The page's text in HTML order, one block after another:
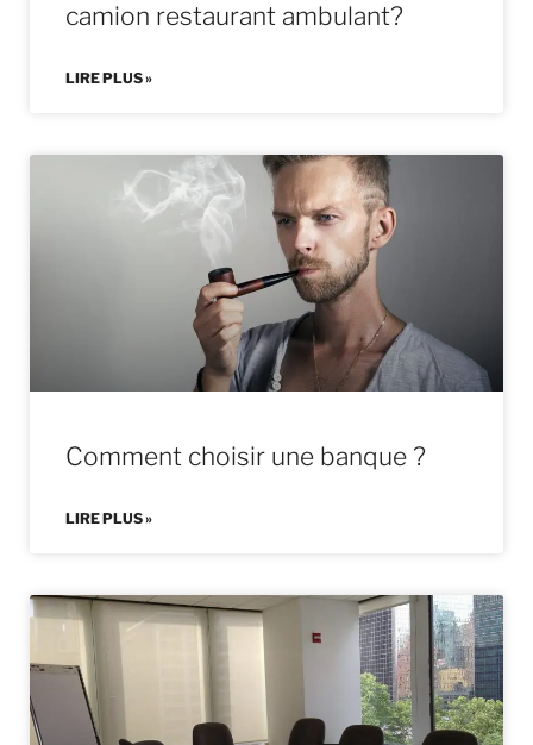
camion restaurant ambulant?
LIRE PLUS »
Comment choisir une banque ?
LIRE PLUS »